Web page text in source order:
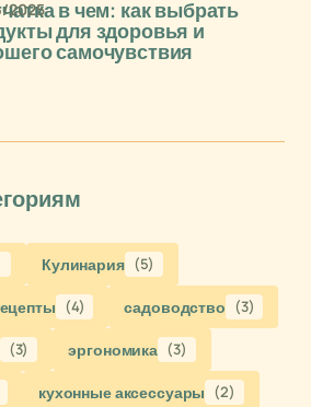
в чем: как выбрать
для здоровья и
самочувствия
2025
Кулинария (5)
(4) садоводство (3)
(3) эргономика (3)
кухонные аксессуары (2)